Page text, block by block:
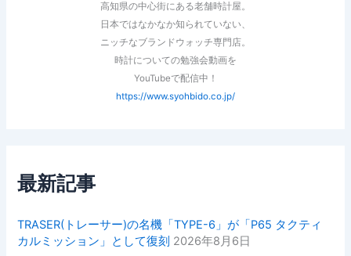
高知県の中心街にある老舗時計屋。
日本ではなかなか知られていない、
ニッチなブランドウォッチ専門店。
時計についての勉強会動画を
YouTubeで配信中！
https://www.syohbido.co.jp/
最新記事
TRASER(トレーサー)の名機「TYPE-6」が「P65 タクティ
カルミッション」として復刻 2026年8月6日